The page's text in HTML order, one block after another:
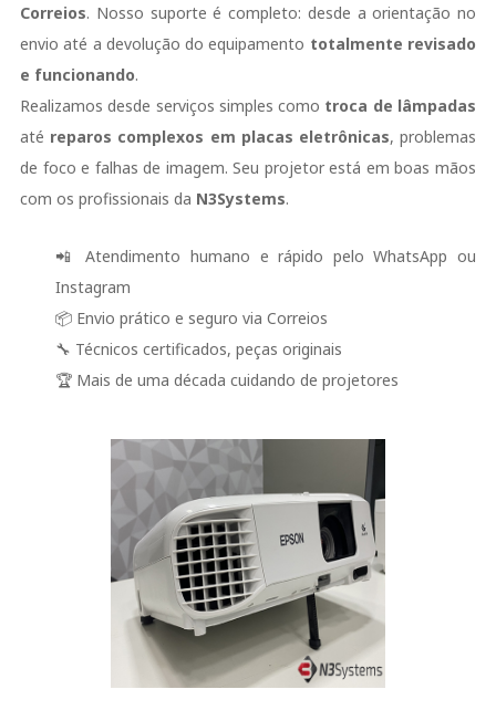
Correios. Nosso suporte é completo: desde a orientação no
envio até a devolução do equipamento totalmente revisado
e funcionando.
Realizamos desde serviços simples como troca de lâmpadas
até reparos complexos em placas eletrônicas, problemas
de foco e falhas de imagem. Seu projetor está em boas mãos
com os profissionais da N3Systems.
📲 Atendimento humano e rápido pelo WhatsApp ou
Instagram
📦 Envio prático e seguro via Correios
🔧 Técnicos certificados, peças originais
🏆 Mais de uma década cuidando de projetores